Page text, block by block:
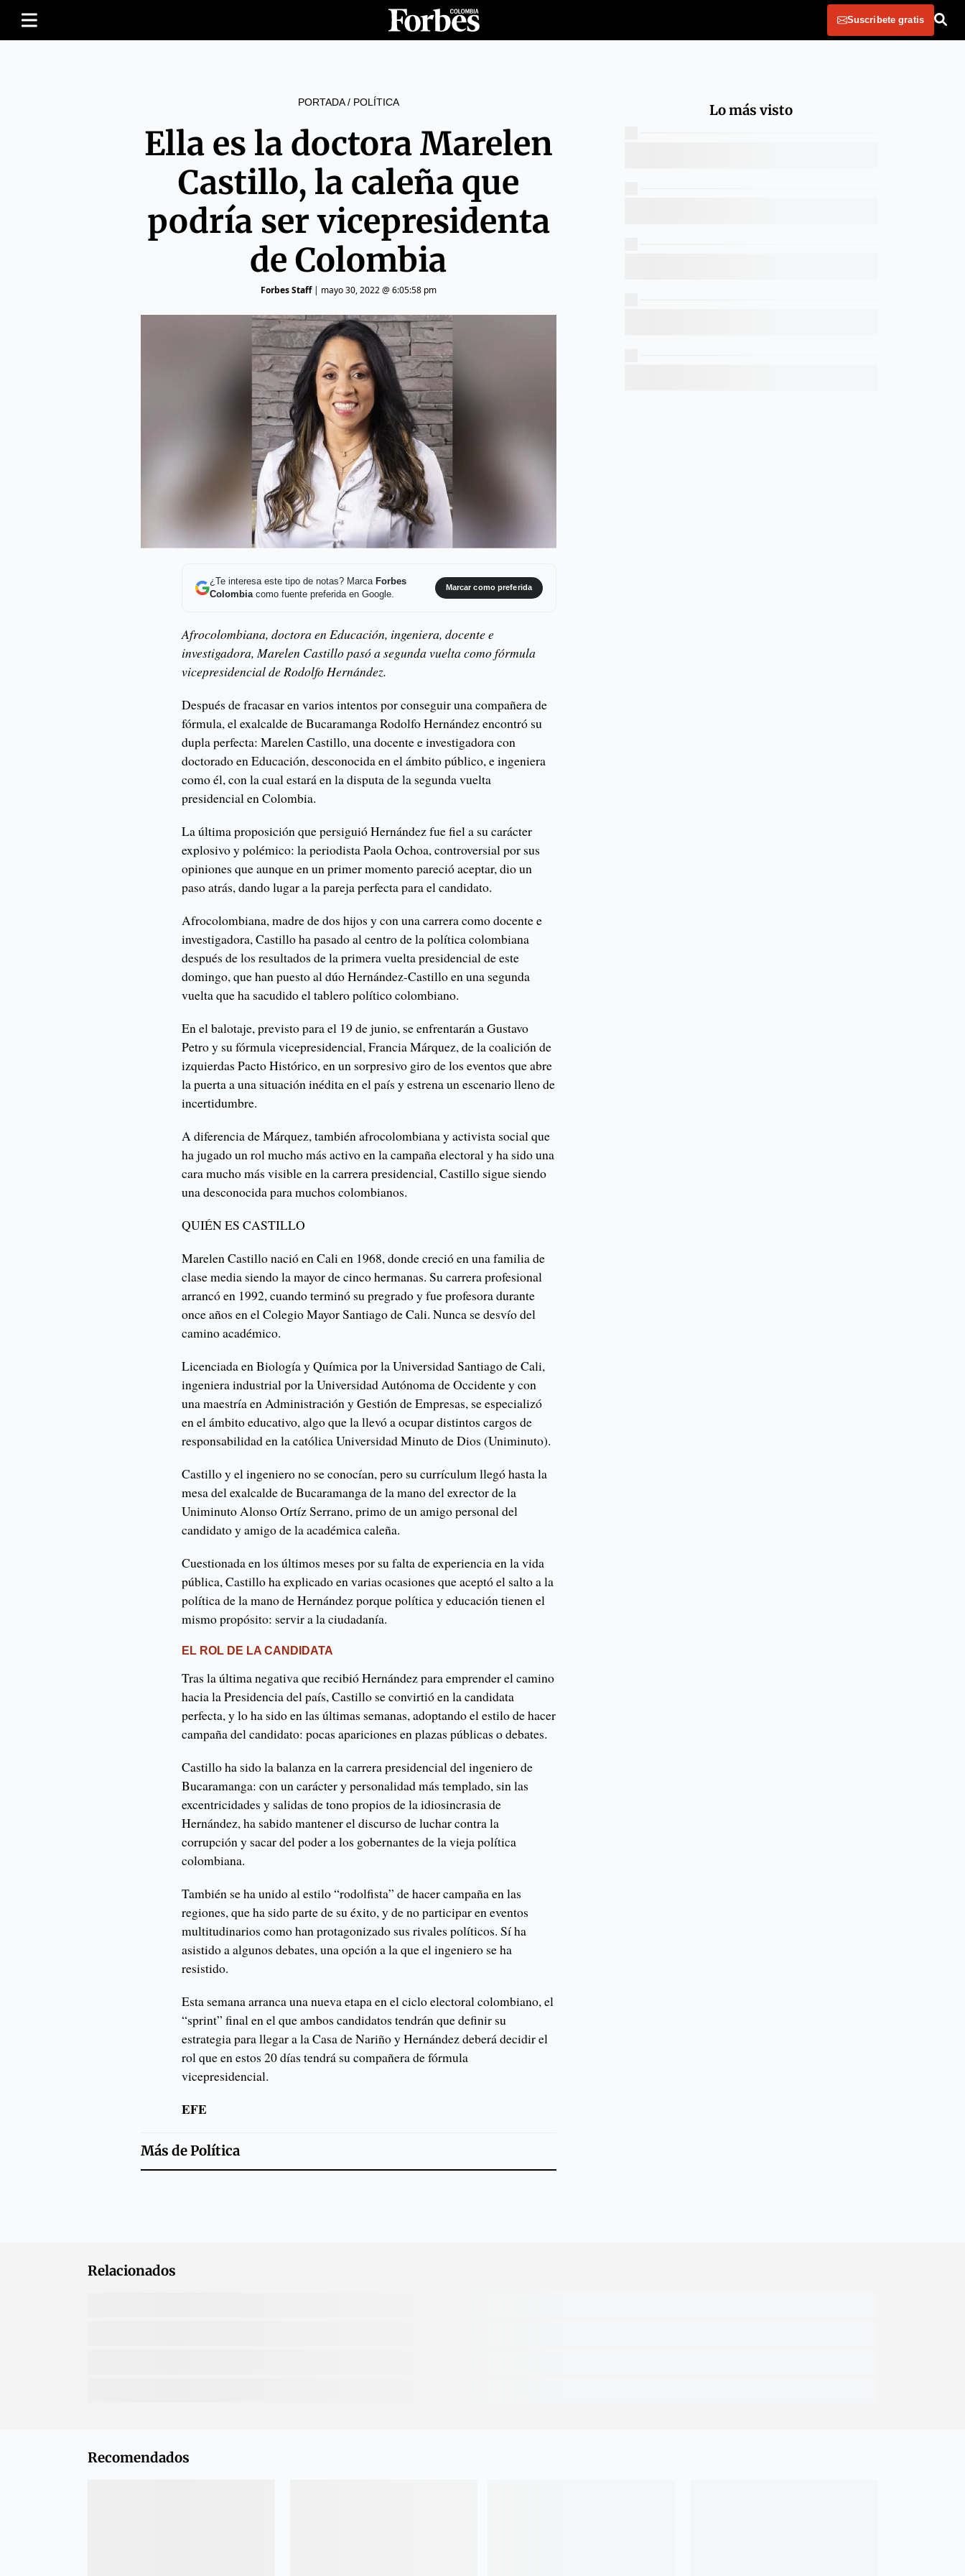
Suscribete gratis
PORTADA/ POLÍTICA
Ella es la doctora Marelen
Castillo, la caleña que
podría ser vicepresidenta
de Colombia
Forbes Staff| mayo 30, 2022 @ 6:05:58 pm
¿Te interesa este tipo de notas? Marca Forbes
Colombiacomo fuente preferida en Google.
Marcar como preferida
Afrocolombiana, doctora en Educación, ingeniera, docente e
investigadora, Marelen Castillo pasó a segunda vuelta como fórmula
vicepresidencial de Rodolfo Hernández.
Después de fracasar en varios intentos por conseguir una compañera de
fórmula, el exalcalde de Bucaramanga Rodolfo Hernández encontró su
dupla perfecta: Marelen Castillo, una docente e investigadora con
doctorado en Educación, desconocida en el ámbito público, e ingeniera
como él, con la cual estará en la disputa de la segunda vuelta
presidencial en Colombia.
La última proposición que persiguió Hernández fue fiel a su carácter
explosivo y polémico: la periodista Paola Ochoa, controversial por sus
opiniones que aunque en un primer momento pareció aceptar, dio un
paso atrás, dando lugar a la pareja perfecta para el candidato.
Afrocolombiana, madre de dos hijos y con una carrera como docente e
investigadora, Castillo ha pasado al centro de la política colombiana
después de los resultados de la primera vuelta presidencial de este
domingo, que han puesto al dúo Hernández-Castillo en una segunda
vuelta que ha sacudido el tablero político colombiano.
En el balotaje, previsto para el 19 de junio, se enfrentarán a Gustavo
Petro y su fórmula vicepresidencial, Francia Márquez, de la coalición de
izquierdas Pacto Histórico, en un sorpresivo giro de los eventos que abre
la puerta a una situación inédita en el país y estrena un escenario lleno de
incertidumbre.
A diferencia de Márquez, también afrocolombiana y activista social que
ha jugado un rol mucho más activo en la campaña electoral y ha sido una
cara mucho más visible en la carrera presidencial, Castillo sigue siendo
una desconocida para muchos colombianos.
QUIÉN ES CASTILLO
Marelen Castillo nació en Cali en 1968, donde creció en una familia de
clase media siendo la mayor de cinco hermanas. Su carrera profesional
arrancó en 1992, cuando terminó su pregrado y fue profesora durante
once años en el Colegio Mayor Santiago de Cali. Nunca se desvío del
camino académico.
Licenciada en Biología y Química por la Universidad Santiago de Cali,
ingeniera industrial por la Universidad Autónoma de Occidente y con
una maestría en Administración y Gestión de Empresas, se especializó
en el ámbito educativo, algo que la llevó a ocupar distintos cargos de
responsabilidad en la católica Universidad Minuto de Dios (Uniminuto).
Castillo y el ingeniero no se conocían, pero su currículum llegó hasta la
mesa del exalcalde de Bucaramanga de la mano del exrector de la
Uniminuto Alonso Ortíz Serrano, primo de un amigo personal del
candidato y amigo de la académica caleña.
Cuestionada en los últimos meses por su falta de experiencia en la vida
pública, Castillo ha explicado en varias ocasiones que aceptó el salto a la
política de la mano de Hernández porque política y educación tienen el
mismo propósito: servir a la ciudadanía.
EL ROL DE LA CANDIDATA
Tras la última negativa que recibió Hernández para emprender el camino
hacia la Presidencia del país, Castillo se convirtió en la candidata
perfecta, y lo ha sido en las últimas semanas, adoptando el estilo de hacer
campaña del candidato: pocas apariciones en plazas públicas o debates.
Castillo ha sido la balanza en la carrera presidencial del ingeniero de
Bucaramanga: con un carácter y personalidad más templado, sin las
excentricidades y salidas de tono propios de la idiosincrasia de
Hernández, ha sabido mantener el discurso de luchar contra la
corrupción y sacar del poder a los gobernantes de la vieja política
colombiana.
También se ha unido al estilo “rodolfista” de hacer campaña en las
regiones, que ha sido parte de su éxito, y de no participar en eventos
multitudinarios como han protagonizado sus rivales políticos. Sí ha
asistido a algunos debates, una opción a la que el ingeniero se ha
resistido.
Esta semana arranca una nueva etapa en el ciclo electoral colombiano, el
“sprint” final en el que ambos candidatos tendrán que definir su
estrategia para llegar a la Casa de Nariño y Hernández deberá decidir el
rol que en estos 20 días tendrá su compañera de fórmula
vicepresidencial.
EFE
Más dePolítica
Lo más visto
Relacionados
Recomendados